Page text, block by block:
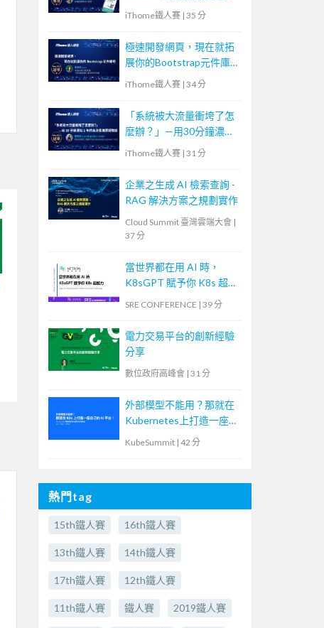
iThome鐵人賽 | 35 分
極速開發網頁，現在就拓
展你的Bootstrap元件庫
iThome鐵人賽 | 34 分
「系統被大流量衝垮了怎
麼辦？」—用30分鐘濃縮
1年的高流量維運經驗談
iThome鐵人賽 | 31 分
企業之生成 AI 檢索查詢 -
RAG 解決方案之規劃實作
Cloud Summit 臺灣雲端大會 |
37 分
當世界都在用 AI 時，
K8sGPT 賦予你 K8s 超能
SRE CONFERENCE | 39 分
電力交易平台的創新經驗
分享
數位政府高峰會 | 31 分
外部模型不能用？那就在
Kubernetes上打造一座自
KubeSummit | 42 分
熱門tag
15th鐵人賽 16th鐵人賽
13th鐵人賽 14th鐵人賽
17th鐵人賽 12th鐵人賽
11th鐵人賽 鐵人賽 2019鐵人賽